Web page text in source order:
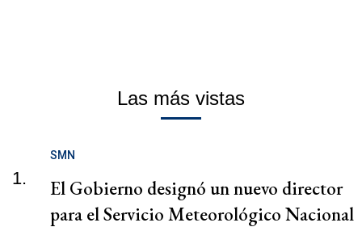
Las más vistas
1.
SMN
El Gobierno designó un nuevo director
para el Servicio Meteorológico Nacional